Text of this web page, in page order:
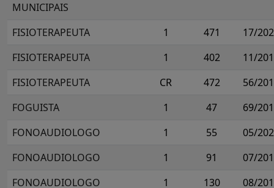
MUNICIPAIS
FISIOTERAPEUTA 1 471
17/
FISIOTERAPEUTA
1 402
11/
FISIOTERAPEUTA
CR 472
56/
FOGUISTA
1 47
69/
FONOAUDIOLOGO
1 55
05/
FONOAUDIOLOGO
1 91
07/
FONOAUDIOLOGO
1 130
08/